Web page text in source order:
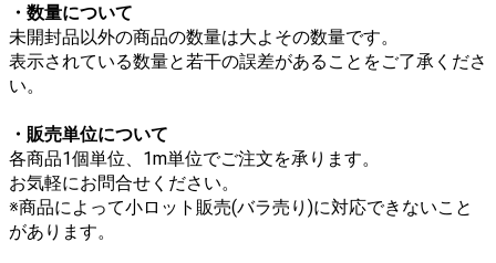
・数量について
未開封品以外の商品の数量は大よその数量です。
表示されている数量と若干の誤差があることをご了承くださ
い。
・販売単位について
各商品1個単位、1m単位でご注文を承ります。
お気軽にお問合せください。
※商品によって小ロット販売(バラ売り)に対応できないこと
があります。